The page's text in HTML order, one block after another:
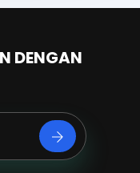
DENGAN